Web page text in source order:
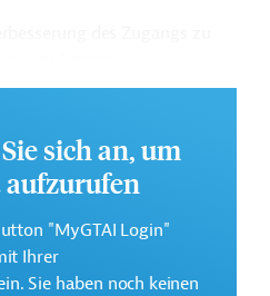
der ADB
und im
Download bereitsteht.
: Schwerpunkte,
Hinweise zur
sich an, um
"MyGTAI Login"
Ihrer
Sie haben noch keinen